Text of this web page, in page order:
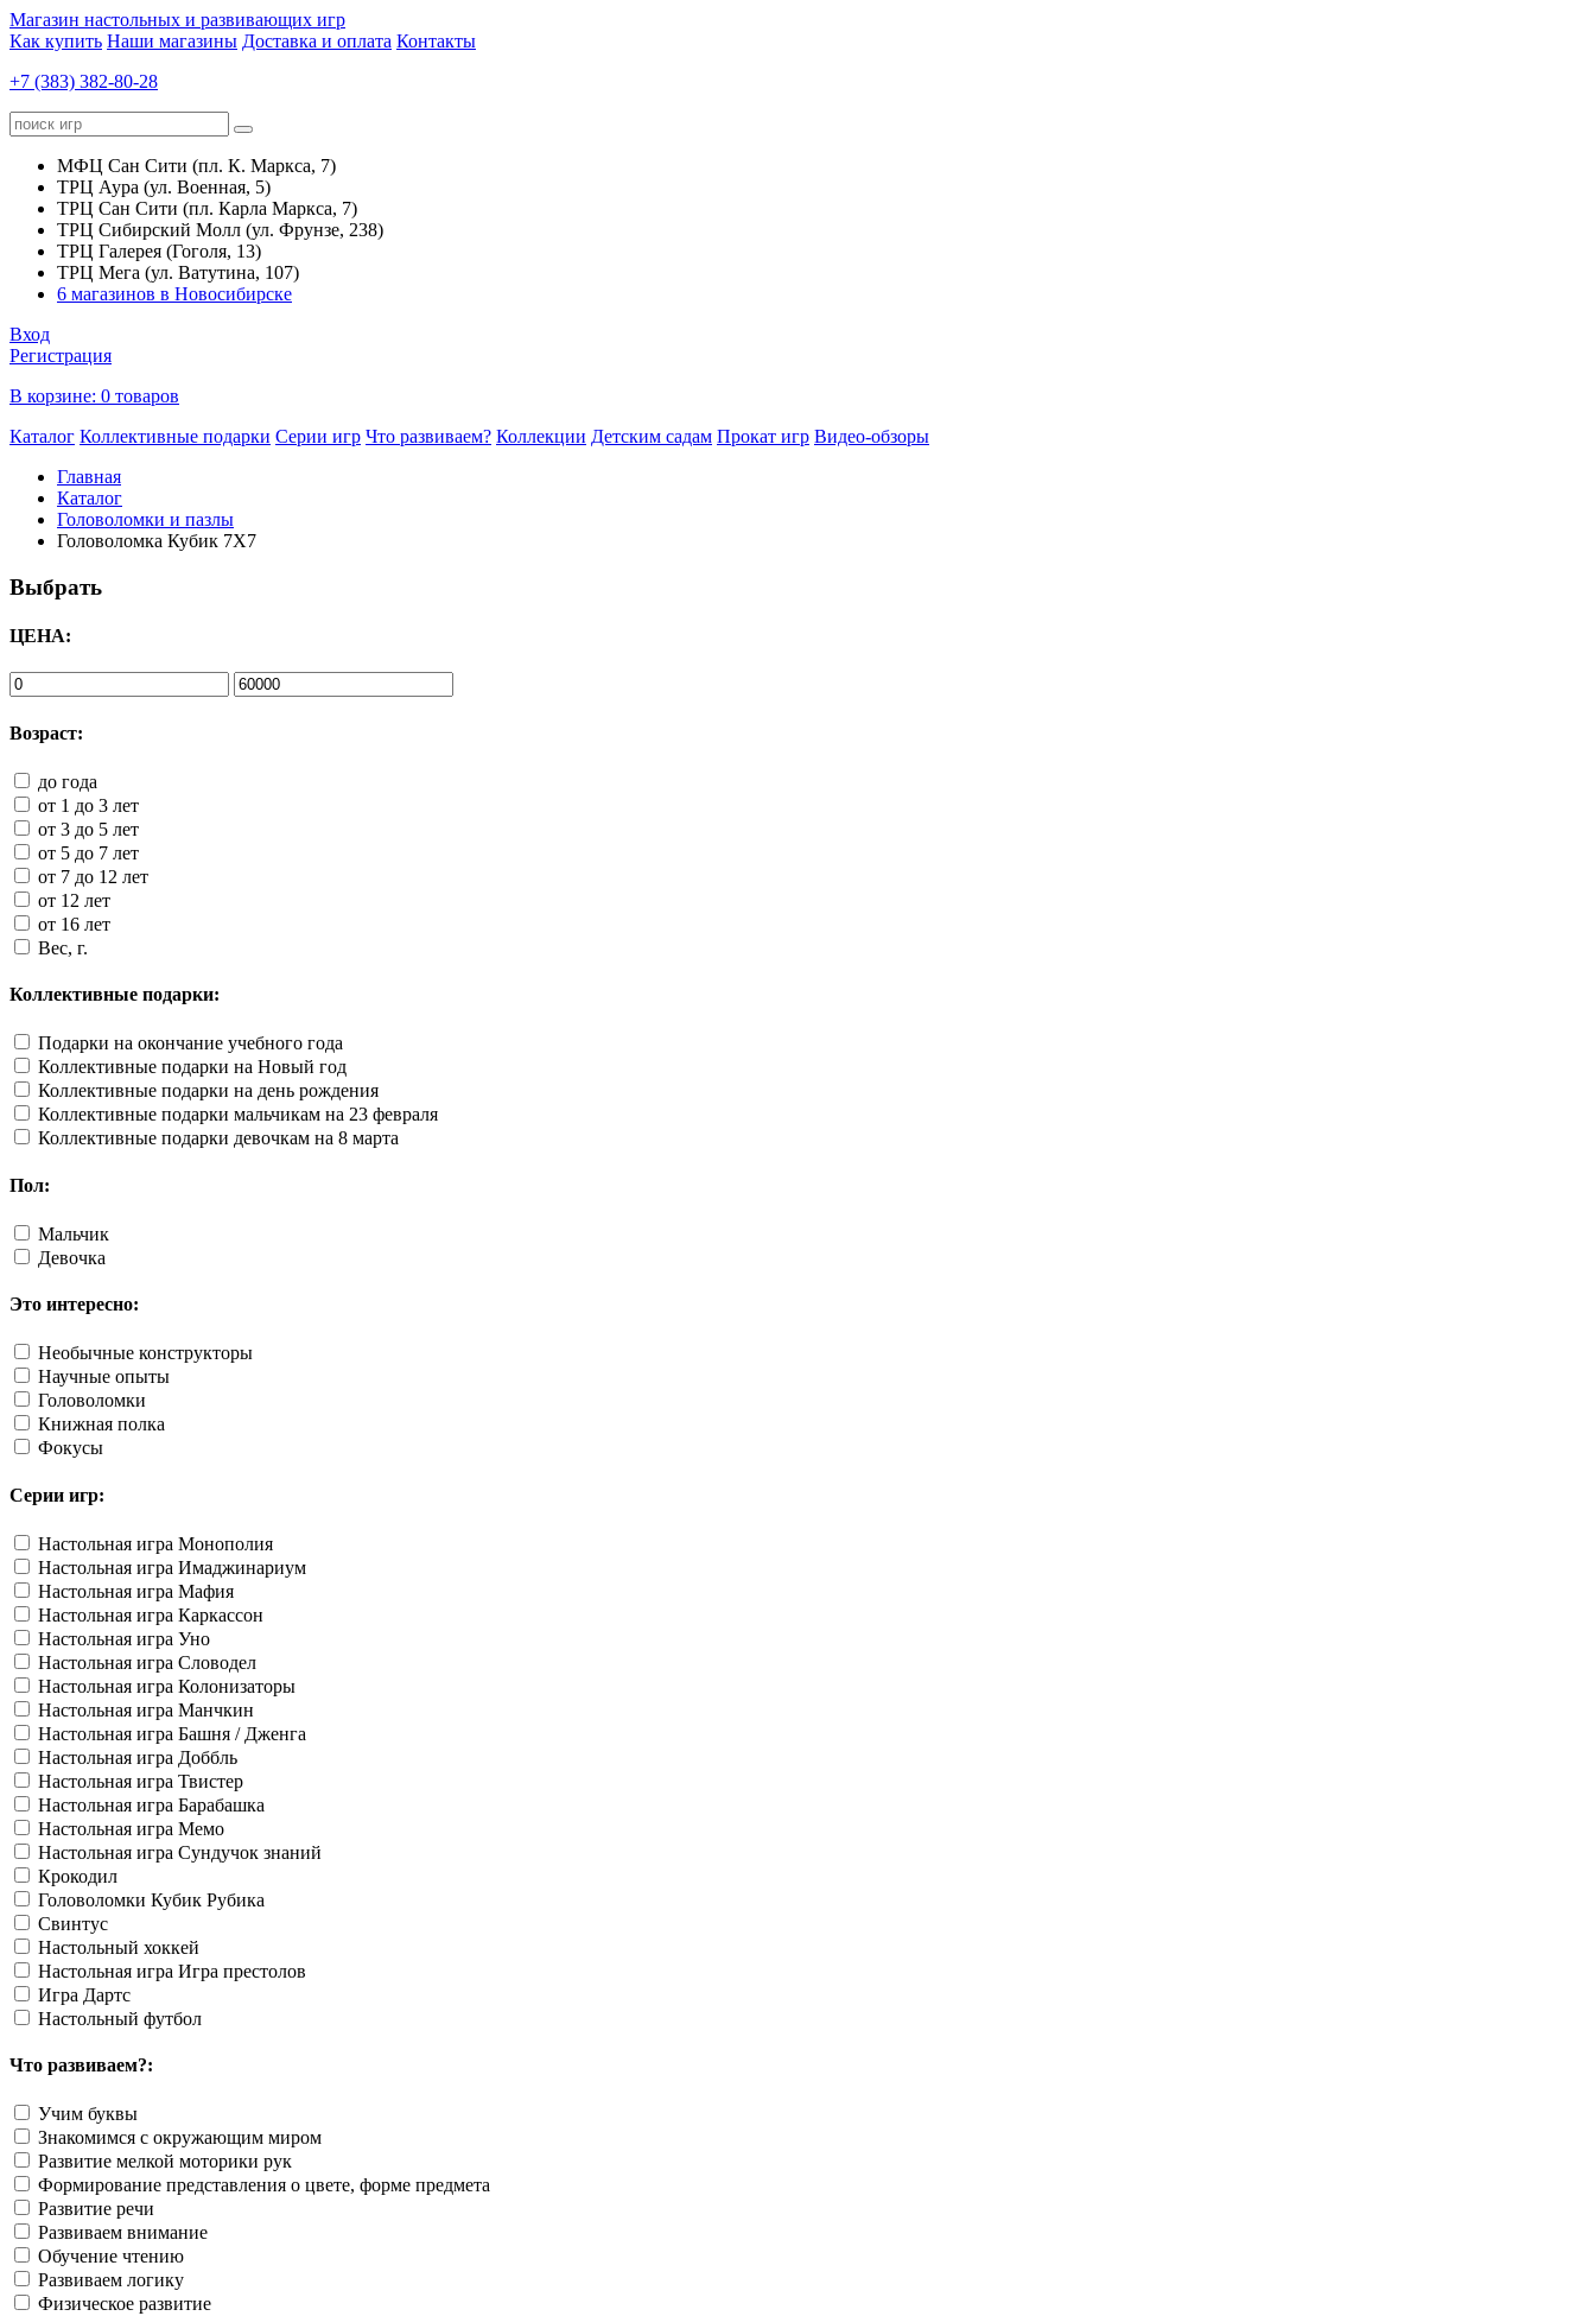
Магазин настольных и развивающих игр
Как купить Наши магазины Доставка и оплата Контакты
+7 (383) 382-80-28
МФЦ Сан Сити (пл. К. Маркса, 7)
ТРЦ Аура (ул. Военная, 5)
ТРЦ Сан Сити (пл. Карла Маркса, 7)
ТРЦ Сибирский Молл (ул. Фрунзе, 238)
ТРЦ Галерея (Гоголя, 13)
ТРЦ Мега (ул. Ватутина, 107)
6 магазинов в Новосибирске
Вход
Регистрация
В корзине: 0 товаров
Каталог Коллективные подарки Серии игр Что развиваем? Коллекции Детским садам Прокат игр Видео-обзоры
Главная
Каталог
Головоломки и пазлы
Головоломка Кубик 7Х7
Выбрать
ЦЕНА:
Возраст:
до года
от 1 до 3 лет
от 3 до 5 лет
от 5 до 7 лет
от 7 до 12 лет
от 12 лет
от 16 лет
Вес, г.
Коллективные подарки:
Подарки на окончание учебного года
Коллективные подарки на Новый год
Коллективные подарки на день рождения
Коллективные подарки мальчикам на 23 февраля
Коллективные подарки девочкам на 8 марта
Пол:
Мальчик
Девочка
Это интересно:
Необычные конструкторы
Научные опыты
Головоломки
Книжная полка
Фокусы
Серии игр:
Настольная игра Монополия
Настольная игра Имаджинариум
Настольная игра Мафия
Настольная игра Каркассон
Настольная игра Уно
Настольная игра Словодел
Настольная игра Колонизаторы
Настольная игра Манчкин
Настольная игра Башня / Дженга
Настольная игра Доббль
Настольная игра Твистер
Настольная игра Барабашка
Настольная игра Мемо
Настольная игра Сундучок знаний
Крокодил
Головоломки Кубик Рубика
Свинтус
Настольный хоккей
Настольная игра Игра престолов
Игра Дартс
Настольный футбол
Что развиваем?:
Учим буквы
Знакомимся с окружающим миром
Развитие мелкой моторики рук
Формирование представления о цвете, форме предмета
Развитие речи
Развиваем внимание
Обучение чтению
Развиваем логику
Физическое развитие